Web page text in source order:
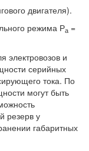
двигателя).
режима Ра =
электровозов и
серийных
тока. По
могут быть
резерв у
габаритных